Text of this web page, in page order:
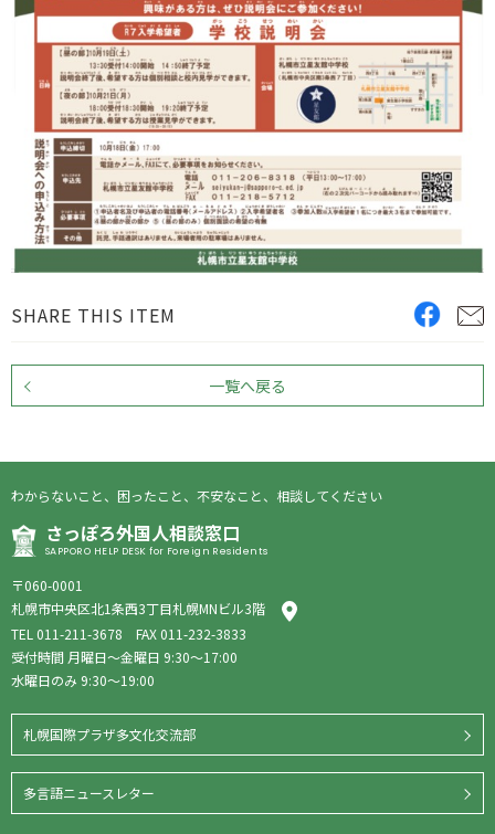
SHARE THIS ITEM
一覧へ戻る
わからないこと、困ったこと、不安なこと、相談してください
さっぽろ外国人相談窓口
SAPPORO HELP DESK for Foreign Residents
〒060-0001
札幌市中央区北1条西3丁目札幌MNビル3階
TEL 011-211-3678 FAX 011-232-3833
受付時間 月曜日〜金曜日 9:30〜17:00
水曜日のみ 9:30〜19:00
札幌国際プラザ多文化交流部
多言語ニュースレター